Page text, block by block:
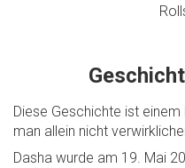
Diese Geschichte ist
man allein nicht
Dasha wurde am 19. Mai